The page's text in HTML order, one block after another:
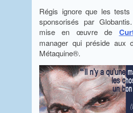
Régis ignore que les
sponsorisés par Globantis.
mise en œuvre de
manager qui préside aux
Métaquine®.